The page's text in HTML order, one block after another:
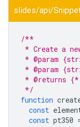
slides/api/
/**
* Create a
* @param
* @param
* @returns
*/
function
const
const pt350